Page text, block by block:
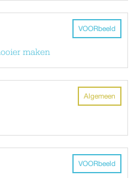
VOORbeeld
maken
Algemeen
VOORbeeld